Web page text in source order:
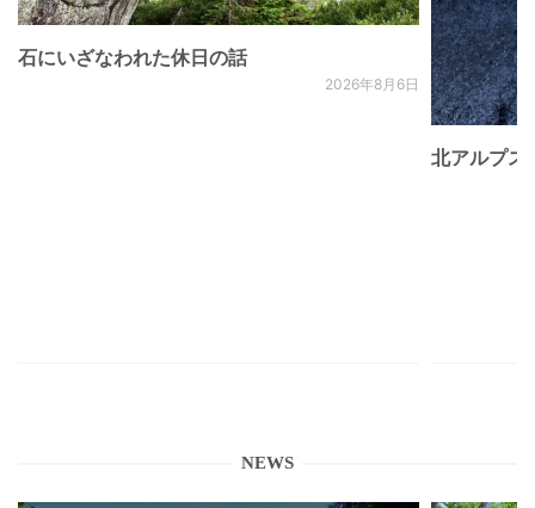
石にいざなわれた休日の話
2026年8月6日
北アルプ
NEWS